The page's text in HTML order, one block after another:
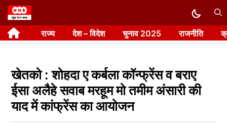
Skip
to
content राज्य देश – विदेश चुनाव 2025 राजनीति
खेतको : शोहदा ए कर्बला कॉन्फ्रेंस व बराए
ईसा अलैहे सवाब मरहूम मो तमीम अंसारी की
याद में कांफ्रेंस का आयोजन